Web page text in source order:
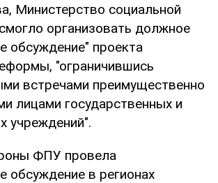
Министерство социальной
организовать должное
обсуждение" проекта
"ограничившись
встречами преимущественно
лицами государственных и
учреждений".
ФПУ провела
обсуждение в регионах